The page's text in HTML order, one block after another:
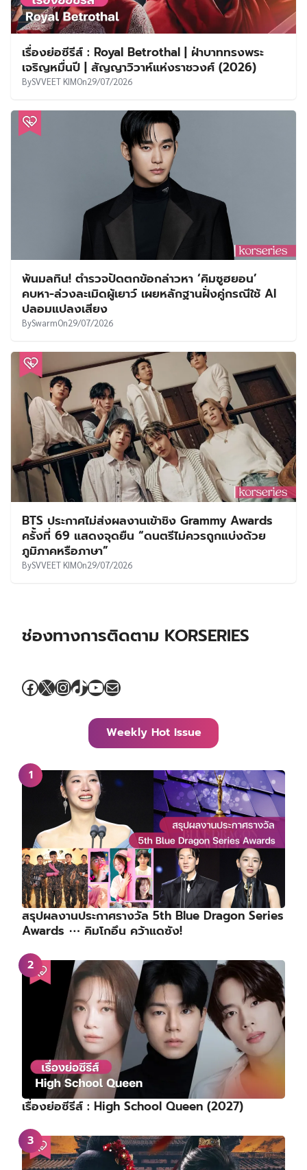
พ้นมลทิน! ตำรวจปัดตกข้อกล่าวหา ‘คิมซูฮยอน’
คบหา-ล่วงละเมิดผู้เยาว์ เผยหลักฐานฝั่งคู่กรณีใช้ AI
ปลอมแปลงเสียง
29/07/2026
BTS ประกาศไม่ส่งผลงานเข้าชิง Grammy Awards
ครั้งที่ 69 แสดงจุดยืน “ดนตรีไม่ควรถูกแบ่งด้วย
ภูมิภาคหรือภาษา”
BySVVEET KIMOn 29/07/2026
ช่องทางการติดตาม KORSERIES
Weekly Hot Issue
สรุปผลงานประกาศรางวัล 5th Blue Dragon Series
Awards ⋯ คิมโกอึน คว้าแดซัง!
เรื่องย่อซีรีส์ : High School Queen (2027)